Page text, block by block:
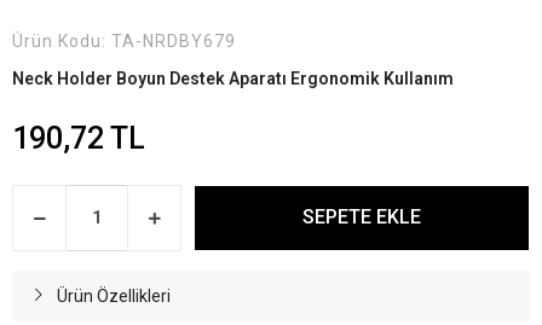
Ürün Kodu: TA-NRDBY679
Neck Holder Boyun Destek Aparatı Ergonomik Kullanım
190,72 TL
SEPETE EKLE
Ürün Özellikleri